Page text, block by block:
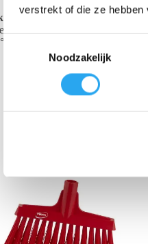
verstrekt of die ze
T
i
s
Noodzakelijk
De trekker is
binnen een HACCP-
waardoor hij ook in een